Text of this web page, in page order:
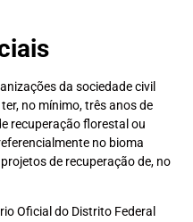
da sociedade civil
no mínimo, três anos de
recuperação florestal ou
no bioma
de recuperação de, no
Oficial do Distrito Federal